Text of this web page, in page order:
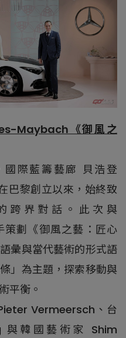
Maybach《御風之
際藍籌藝廊 貝浩登
巴黎創立以來，始終致
跨界對話。此次與
劃《御風之藝：匠心
彙與當代藝術的形式語
」為主題，探索移動與
平衡。
Vermeersch、台
與韓國藝術家 Shim